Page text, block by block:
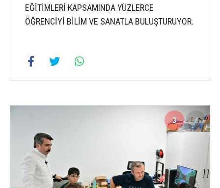
EĞİTİMLERİ KAPSAMINDA YÜZLERCE
ÖĞRENCİYİ BİLİM VE SANATLA BULUŞTURUYOR.
3 4